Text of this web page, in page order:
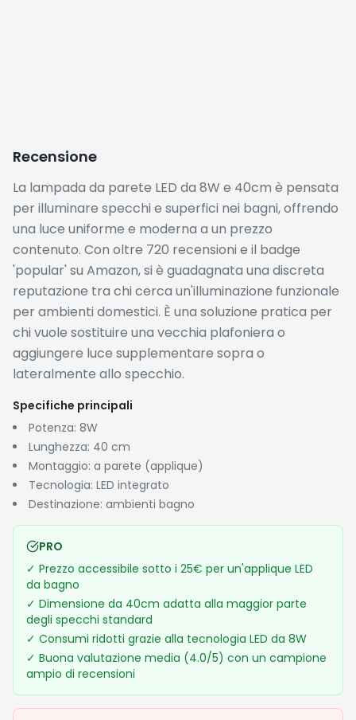
Recensione
La lampada da parete LED da 8W e 40cm è pensata
per illuminare specchi e superfici nei bagni, offrendo
una luce uniforme e moderna a un prezzo
contenuto. Con oltre 720 recensioni e il badge
'popular' su Amazon, si è guadagnata una discreta
reputazione tra chi cerca un'illuminazione funzionale
per ambienti domestici. È una soluzione pratica per
chi vuole sostituire una vecchia plafoniera o
aggiungere luce supplementare sopra o
lateralmente allo specchio.
Specifiche principali
Potenza: 8W
Lunghezza: 40 cm
Montaggio: a parete (applique)
Tecnologia: LED integrato
Destinazione: ambienti bagno
PRO
✓ Prezzo accessibile sotto i 25€ per un'applique LED
da bagno
✓ Dimensione da 40cm adatta alla maggior parte
degli specchi standard
✓ Consumi ridotti grazie alla tecnologia LED da 8W
✓ Buona valutazione media (4.0/5) con un campione
ampio di recensioni